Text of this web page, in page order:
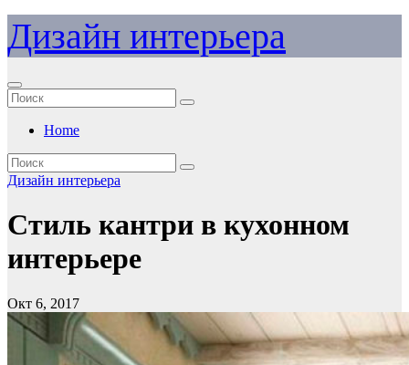
Перейти
к
содержимому
Дизайн интерьера
Home
Дизайн интерьера
Стиль кантри в кухонном
интерьере
Окт 6, 2017